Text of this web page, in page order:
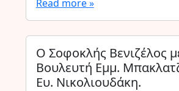
Read more »
Ο Σοφοκλής Βενιζέλος
Βουλευτή Εμμ.
Ευ. Νικολιουδάκη.